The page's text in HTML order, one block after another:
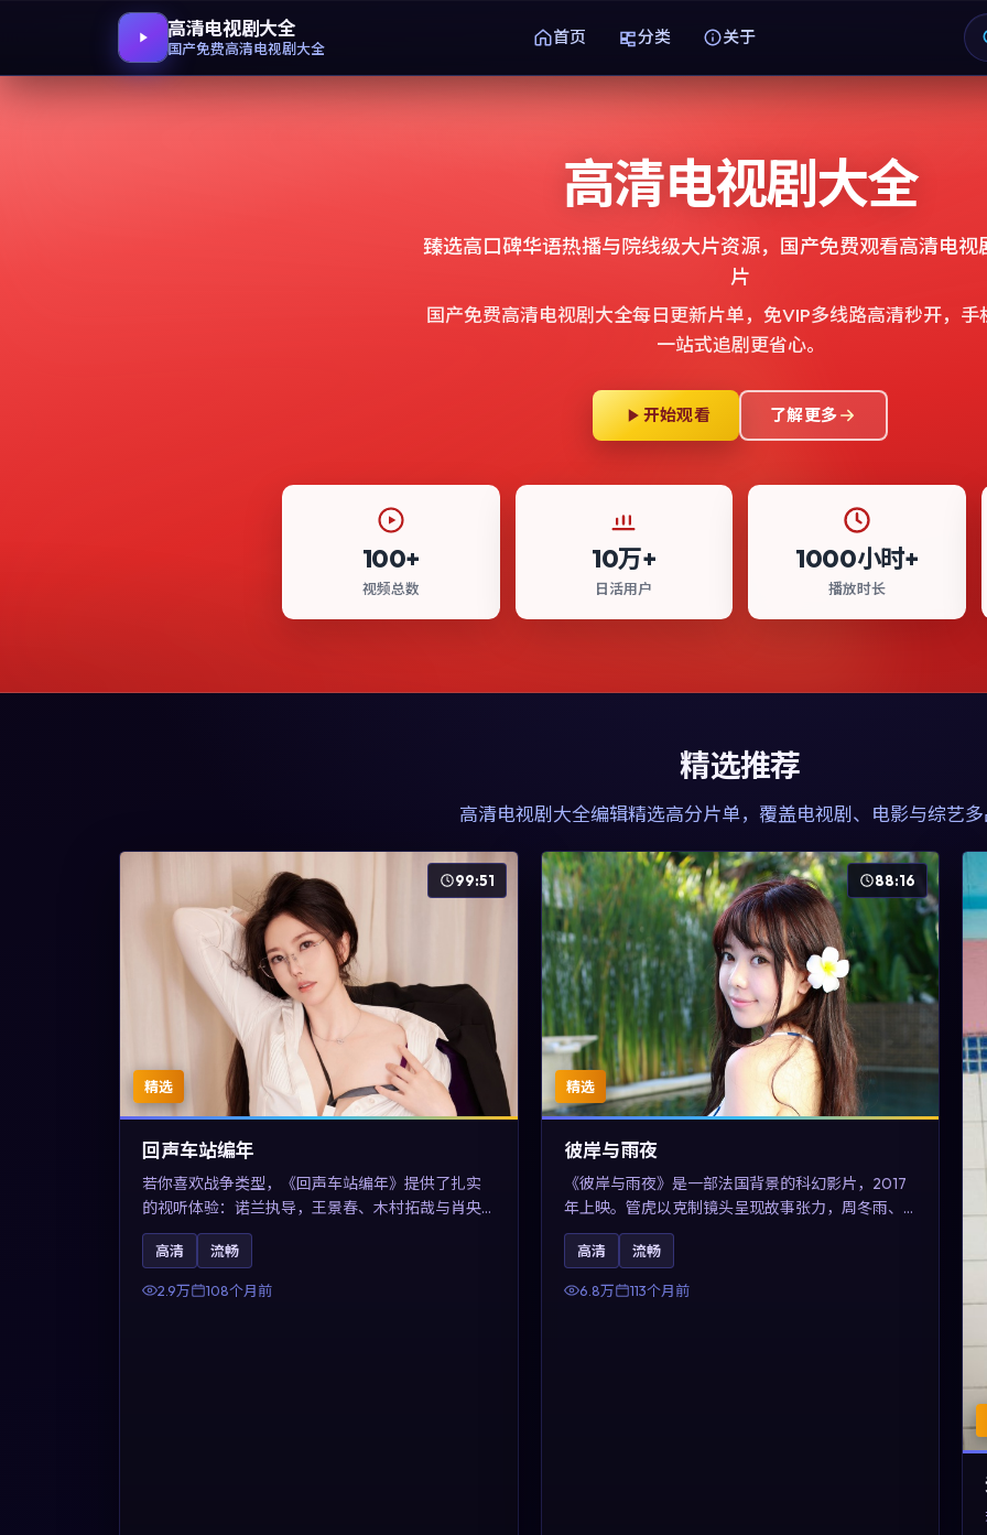
高清电视剧大全
国产免费高清电视剧大全
首页 分类 关于
高清电视剧大全
臻选高口碑华语热播与院线级大片资源， 国产免费观看高清电视
片
国产免费高清电视剧大全每日更新片单，免VIP多线路高清秒开，手
一站式追剧更省心。
开始观看 了解更多
100+
视频总数
10万+
日活用户
1000小时+
播放时长
精选推荐
高清电视剧大全编辑精选高分片单，覆盖电视剧、电影与综艺
精选
99:51
回声车站编年
若你喜欢战争类型，《回声车站编年》提供了扎实
的视听体验：诺兰执导，王景春、木村拓哉与肖央
共同演绎。影片2017年于澳大利亚上映，内容用喜
剧外壳包裹对现实规则的温和反讽，关键词包含高
清流畅、人物关系与情节反转，适合检索「2017战
高清 流畅
2.9万 108个月前
精选
88:16
彼岸与雨夜
《彼岸与雨夜》是一部法国背景的科幻影片，2017
年上映。管虎以克制镜头呈现故事张力，周冬雨、
木村拓哉与张震的对手戏可圈可点。剧情层面在真
实历史背景下虚构一段跨国追寻之旅，对关注导演
风格与演员阵容的观众具有检索与收藏价值。
高清 流畅
6.8万 113个月前